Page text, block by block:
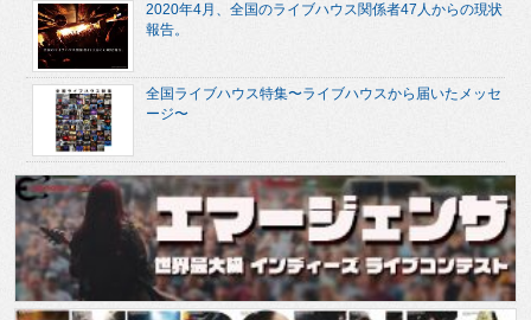
2020年4月、全国のライブハウス関係者47人からの現状
報告。
全国ライブハウス特集〜ライブハウスから届いたメッセ
ージ〜